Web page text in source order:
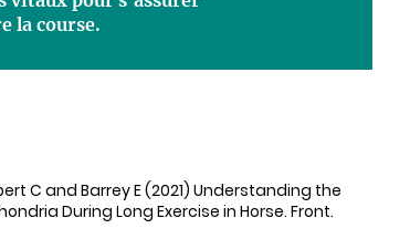
la course.
C and Barrey E (2021) Understanding the
During Long Exercise in Horse. Front.